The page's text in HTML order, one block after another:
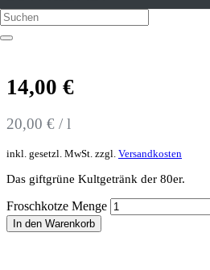
0Kundenrezensionen
14,00 €
20,00 € / l
inkl. gesetzl. MwSt. zzgl. Versandkosten
Das giftgrüne Kultgetränk der 80er.
Froschkotze Menge
In den Warenkorb